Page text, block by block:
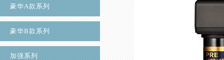
豪华A款系列
豪华B款系列
加强系列